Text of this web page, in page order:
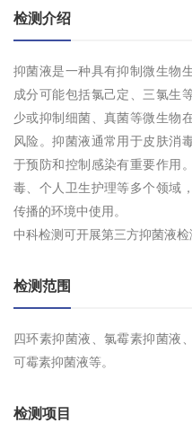
检测介绍
抑菌液是一种具有抑制微生物
成分可能包括氯己定、三氯生
少或抑制细菌、真菌等微生物
风险。抑菌液通常用于皮肤消
于预防和控制感染有重要作用
毒、个人卫生护理等多个领域
传播的环境中使用。
中科检测可开展第三方抑菌液检
检测范围
四环素抑菌液、氯霉素抑菌液
可霉素抑菌液等。
检测项目